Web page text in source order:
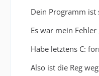
Dein Programm ist
Es war mein
Habe letztens C:
Also ist die Reg